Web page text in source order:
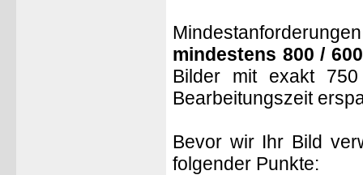
mindestens 800 /
Bilder mit exakt
Bearbeitungszeit
Bevor wir Ihr Bild
folgender Punkte: